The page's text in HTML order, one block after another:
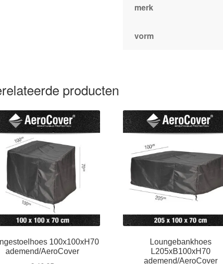
merk
vorm
producten
100x100xH70
ademend/AeroCover
Loungebankhoes
L205xB100xH70
ademend/AeroCover